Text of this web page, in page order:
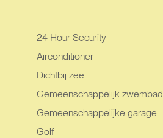
24 Hour Security
Airconditioner
Dichtbij zee
Gemeenschappelijk zwembad
Gemeenschappelijke garage
Golf